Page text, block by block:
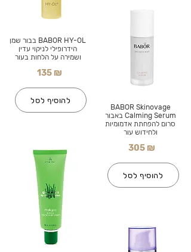
BABOR HY-OL בבור שמן
הידרופילי לניקוי עדין
ושמירה על הלחות בעור
135 ₪
להוסיף לסל
BABOR Skinovage
Calming Serum באבור
סרום להפחתת אדמומיות
ולחידוש עור
305 ₪
להוסיף לסל